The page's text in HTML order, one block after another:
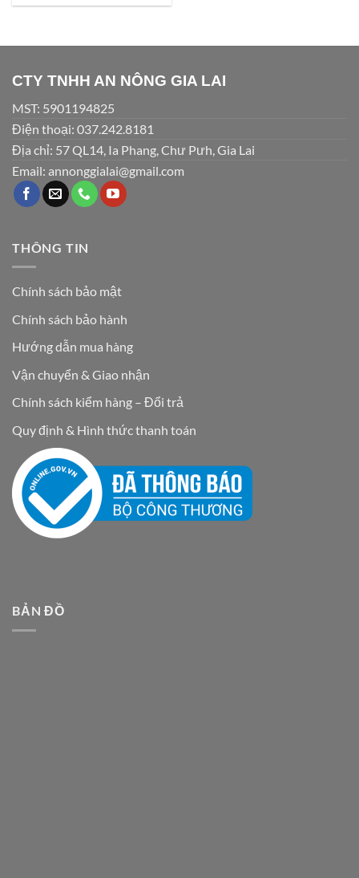
CTY TNHH AN NÔNG GIA LAI
MST: 5901194825
Điện thoại: 037.242.8181
Địa chỉ: 57 QL14, Ia Phang, Chư Pưh, Gia Lai
Email: annonggialai@gmail.com
THÔNG TIN
Chính sách bảo mật
Chính sách bảo hành
Hướng dẫn mua hàng
Vận chuyển & Giao nhận
Chính sách kiểm hàng – Đổi trả
Quy định & Hình thức thanh toán
BẢN ĐỒ